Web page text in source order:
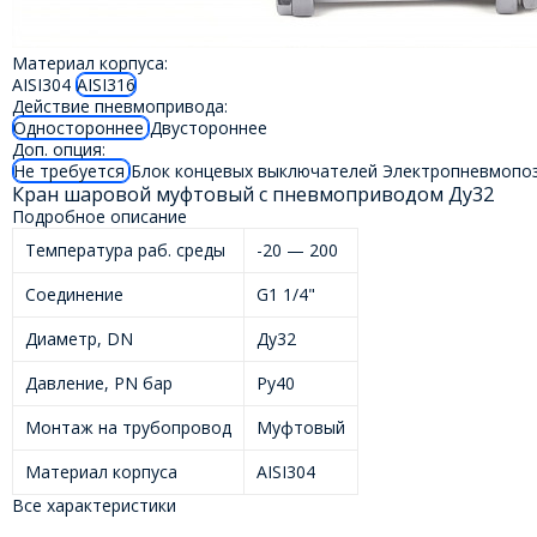
Материал корпуса:
AISI304 AISI316
Действие пневмопривода:
ОдностороннееДвустороннее
Доп. опция:
Не требуетсяБлок концевых выключателей
Кран шаровой муфтовый с пневмоприводом Ду32
Подробное описание
Температура раб. среды
-20 — 200
Соединение
G1 1/4"
Диаметр, DN
Ду32
Давление, PN бар
Ру40
Монтаж на трубопровод
Муфтовый
Материал корпуса
AISI304
Все характеристики